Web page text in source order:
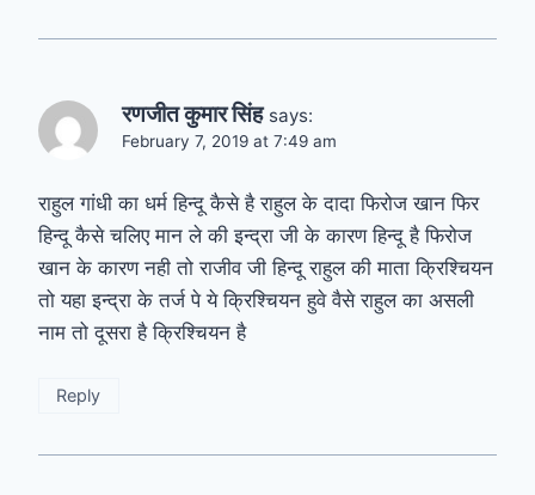
रणजीत कुमार सिंह says:
February 7, 2019 at 7:49 am
राहुल गांधी का धर्म हिन्दू कैसे है राहुल के दादा फिरोज खान फिर
हिन्दू कैसे चलिए मान ले की इन्द्रा जी के कारण हिन्दू है फिरोज
खान के कारण नही तो राजीव जी हिन्दू राहुल की माता क्रिश्चियन
तो यहा इन्द्रा के तर्ज पे ये क्रिश्चियन हुवे वैसे राहुल का असली
नाम तो दूसरा है क्रिश्चियन है
Reply